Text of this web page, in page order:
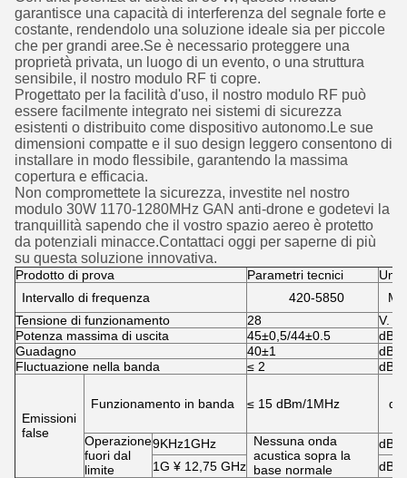
garantisce una capacità di interferenza del segnale forte e
costante, rendendolo una soluzione ideale sia per piccole
che per grandi aree.Se è necessario proteggere una
proprietà privata, un luogo di un evento, o una struttura
sensibile, il nostro modulo RF ti copre.
Progettato per la facilità d'uso, il nostro modulo RF può
essere facilmente integrato nei sistemi di sicurezza
esistenti o distribuito come dispositivo autonomo.Le sue
dimensioni compatte e il suo design leggero consentono di
installare in modo flessibile, garantendo la massima
copertura e efficacia.
Non compromettete la sicurezza, investite nel nostro
modulo 30W 1170-1280MHz GAN anti-drone e godetevi la
tranquillità sapendo che il vostro spazio aereo è protetto
da potenziali minacce.Contattaci oggi per saperne di più
su questa soluzione innovativa.
Prodotto di prova Parametri tecnici
Intervallo di frequenza
420-5850
Tensione di funzionamento
28
V.
Potenza massima di uscita
45±0,5/44±0.5
dBm
Guadagno
40±1
dB
Fluctuazione nella banda
≤ 2 dB
Emissioni
false
Funzionamento in banda ≤ 15 dBm/1MHz
Operazione
fuori dal
limite
9KHz1GHz
Nessuna onda
acustica sopra la
base normale
dBm
1G ¥ 12,75 GHz
dBm